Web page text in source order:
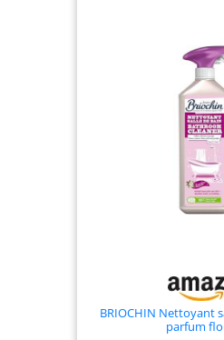
a une odeur non
sensation de propreté et
usages efficace tout en
charges
BRIOCHIN Nettoyant
parfum